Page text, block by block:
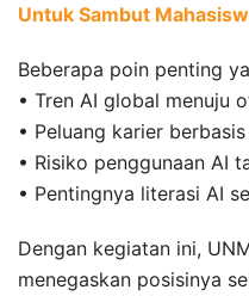
Untuk Sambut
Beberapa poin penting
• Tren AI global menuju
• Peluang karier
• Risiko penggunaan AI
• Pentingnya literasi AI
Dengan kegiatan ini,
menegaskan posisinya